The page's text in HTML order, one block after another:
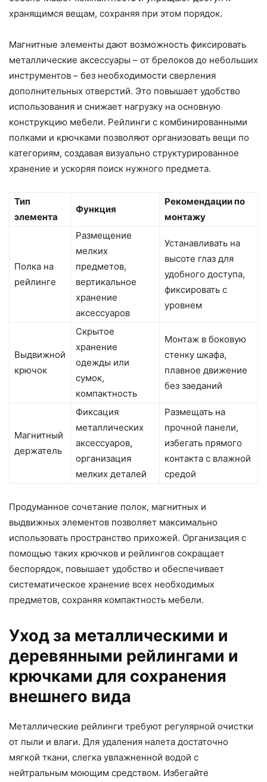
хранящимся вещам, сохраняя при этом порядок.
Магнитные элементы дают возможность фиксировать
металлические аксессуары – от брелоков до небольших
инструментов – без необходимости сверления
дополнительных отверстий. Это повышает удобство
использования и снижает нагрузку на основную
конструкцию мебели. Рейлинги с комбинированными
полками и крючками позволяют организовать вещи по
категориям, создавая визуально структурированное
хранение и ускоряя поиск нужного предмета.
Тип
элемента
Функция
Рекомендации по
монтажу
Полка на
рейлинге
Размещение
мелких
предметов,
вертикальное
хранение
аксессуаров
Устанавливать на
высоте глаз для
удобного доступа,
фиксировать с
уровнем
Выдвижной
крючок
Скрытое
хранение
одежды или
сумок,
компактность
Монтаж в боковую
стенку шкафа,
плавное движение
без заеданий
Магнитный
держатель
Фиксация
металлических
аксессуаров,
организация
мелких деталей
Размещать на
прочной панели,
избегать прямого
контакта с влажной
средой
Продуманное сочетание полок, магнитных и
выдвижных элементов позволяет максимально
использовать пространство прихожей. Организация с
помощью таких крючков и рейлингов сокращает
беспорядок, повышает удобство и обеспечивает
систематическое хранение всех необходимых
предметов, сохраняя компактность мебели.
Уход за металлическими и
деревянными рейлингами и
крючками для сохранения
внешнего вида
Металлические рейлинги требуют регулярной очистки
от пыли и влаги. Для удаления налета достаточно
мягкой ткани, слегка увлажненной водой с
нейтральным моющим средством. Избегайте